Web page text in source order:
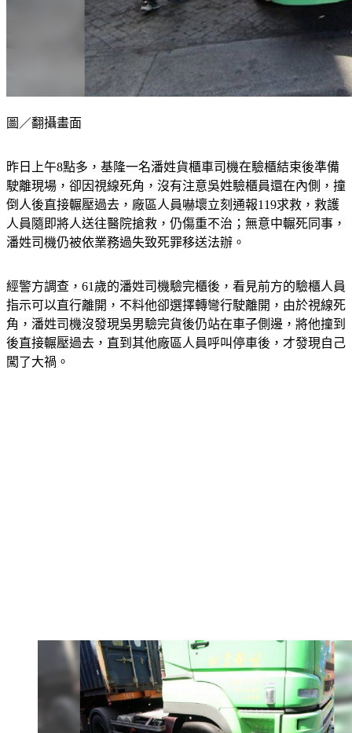
圖／翻攝畫面
昨日上午8點多，基隆一名潘姓貨櫃車司機在驗櫃結束後準備
駛離現場，卻因視線死角，沒有注意吳姓驗櫃員還在內側，撞
倒人後直接輾壓過去，廠區人員嚇壞立刻通報119求救，救護
人員隨即將人送往醫院搶救，仍傷重不治；無意中輾死同事，
潘姓司機仍被依業務過失致死罪移送法辦。
經警方調查，61歲的潘姓司機驗完櫃後，看見前方的驗櫃人員
指示可以直行離開，不料他卻選擇轉彎行駛離開，由於視線死
角，潘姓司機沒發現吳男驗完貨後仍站在車子側邊，將他撞到
後直接輾壓過去，直到其他廠區人員呼叫停車後，才發現自己
闖了大禍。